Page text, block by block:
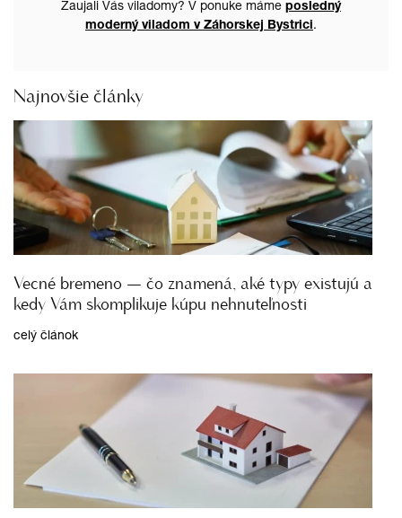
Zaujali Vás viladomy? V ponuke máme posledný
moderný viladom v Záhorskej Bystrici.
Najnovšie články
Vecné bremeno — čo znamená, aké typy existujú a
kedy Vám skomplikuje kúpu nehnuteľnosti
celý článok